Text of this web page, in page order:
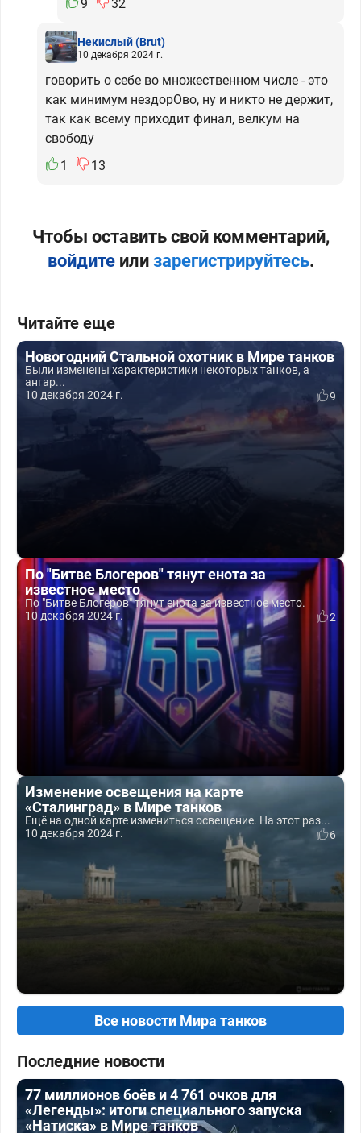
9 32
Некислый(Brut)
10 декабря 2024 г.
говорить о себе во множественном числе - это
как минимум нездорОво, ну и никто не держит,
так как всему приходит финал, велкум на
свободу
1
13
Чтобы оставить свой комментарий,
войдитеили зарегистрируйтесь.
Читайте еще
Новогодний Стальной охотник в Мире танков
Были изменены характеристики некоторых танков, а
ангар...
10 декабря 2024 г.
9
По "Битве Блогеров" тянут енота за
известное место
По "Битве Блогеров" тянут енота за известное место.
10 декабря 2024 г.
2
Изменение освещения на карте
«Сталинград» в Мире танков
Ещё на одной карте измениться освещение. На этот раз...
10 декабря 2024 г.
6
Все новости Мира танков
Последние новости
77 миллионов боёв и 4 761 очков для
«Легенды»: итоги специального запуска
«Натиска» в Мире танков